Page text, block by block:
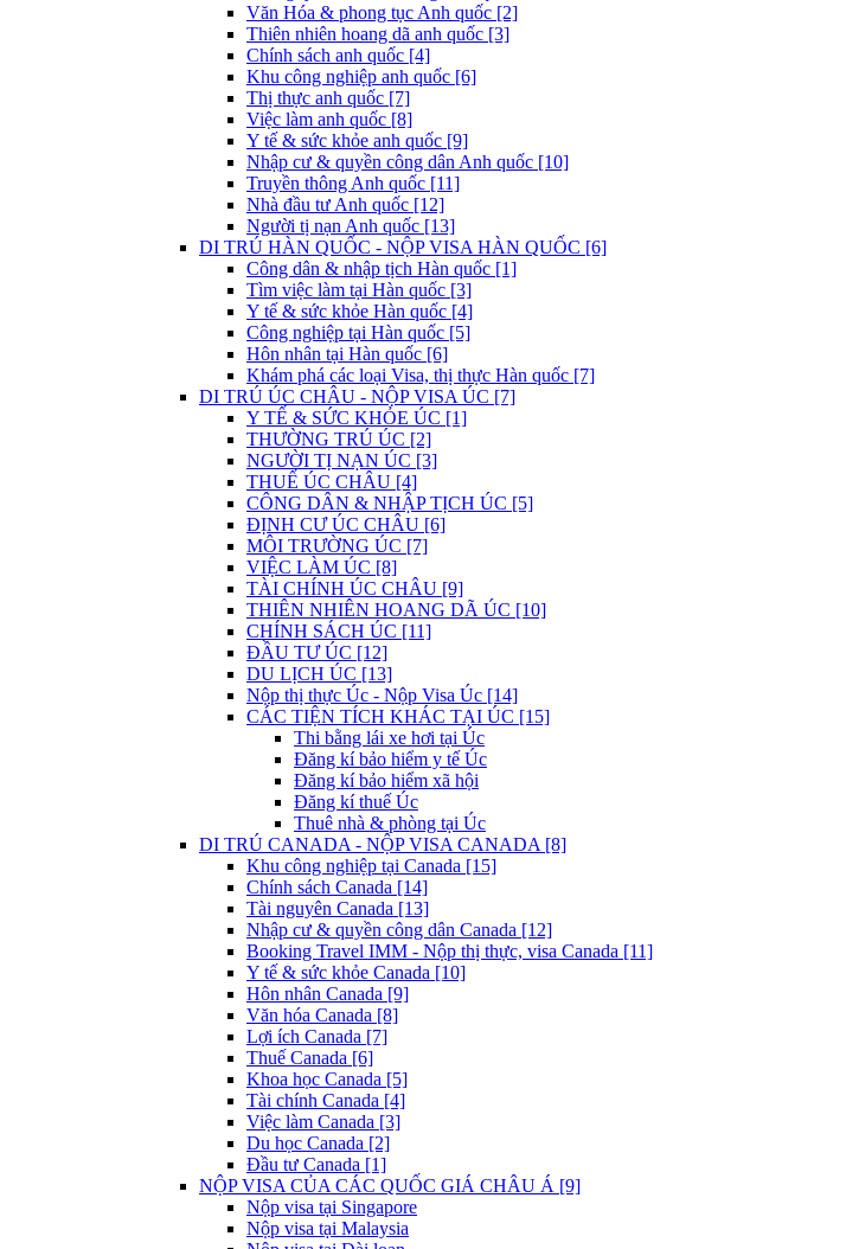
Văn Hóa & phong tục Anh quốc [2]
Thiên nhiên hoang dã anh quốc [3]
Chính sách anh quốc [4]
Khu công nghiệp anh quốc [6]
Thị thực anh quốc [7]
Việc làm anh quốc [8]
Y tế & sức khỏe anh quốc [9]
Nhập cư & quyền công dân Anh quốc [10]
Truyền thông Anh quốc [11]
Nhà đầu tư Anh quốc [12]
Người tị nạn Anh quốc [13]
DI TRÚ HÀN QUỐC - NỘP VISA HÀN QUỐC [6]
Công dân & nhập tịch Hàn quốc [1]
Tìm việc làm tại Hàn quốc [3]
Y tế & sức khỏe Hàn quốc [4]
Công nghiệp tại Hàn quốc [5]
Hôn nhân tại Hàn quốc [6]
Khám phá các loại Visa, thị thực Hàn quốc [7]
DI TRÚ ÚC CHÂU - NỘP VISA ÚC [7]
Y TẾ & SỨC KHỎE ÚC [1]
THƯỜNG TRÚ ÚC [2]
NGƯỜI TỊ NẠN ÚC [3]
THUẾ ÚC CHÂU [4]
CÔNG DÂN & NHẬP TỊCH ÚC [5]
ĐỊNH CƯ ÚC CHÂU [6]
MÔI TRƯỜNG ÚC [7]
VIỆC LÀM ÚC [8]
TÀI CHÍNH ÚC CHÂU [9]
THIÊN NHIÊN HOANG DÃ ÚC [10]
CHÍNH SÁCH ÚC [11]
ĐẦU TƯ ÚC [12]
DU LỊCH ÚC [13]
Nộp thị thực Úc - Nộp Visa Úc [14]
CÁC TIỆN TÍCH KHÁC TẠI ÚC [15]
Thi bằng lái xe hơi tại Úc
Đăng kí bảo hiểm y tế Úc
Đăng kí bảo hiểm xã hội
Đăng kí thuế Úc
Thuê nhà & phòng tại Úc
DI TRÚ CANADA - NỘP VISA CANADA [8]
Khu công nghiệp tại Canada [15]
Chính sách Canada [14]
Tài nguyên Canada [13]
Nhập cư & quyền công dân Canada [12]
Booking Travel IMM - Nộp thị thực, visa Canada [11]
Y tế & sức khỏe Canada [10]
Hôn nhân Canada [9]
Văn hóa Canada [8]
Lợi ích Canada [7]
Thuế Canada [6]
Khoa học Canada [5]
Tài chính Canada [4]
Việc làm Canada [3]
Du học Canada [2]
Đầu tư Canada [1]
NỘP VISA CỦA CÁC QUỐC GIÁ CHÂU Á [9]
Nộp visa tại Singapore
Nộp visa tại Malaysia